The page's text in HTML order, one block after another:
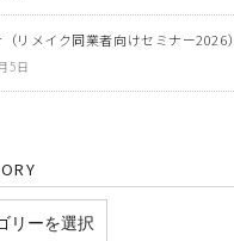
リメイク同業者向けセミナー2026）
5日